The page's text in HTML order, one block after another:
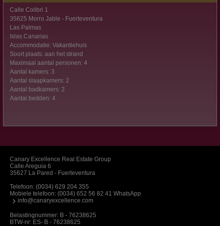
Calle Colibri 1
35625 Morro Jable - Fuerteventura
Las Palmas
Islas Canarias
Accommodatie: Vakantiehuis
Soort plaats: aan het strand
Maximaal aantal personen: 4
Aantal kamers: 3
Aantal slaapkamers: 2
Aantal badkamers: 2
Aantal bedden: 4
Canary Excellence Real Estate Group
Calle Areguia 6
35627 La Pared - Fuerteventura
Telefoon: (0034) 629 204 355
Mobiele telefoon: (0034) 652 56 82 41 WhatsApp
info@canaryexcellence.com
Belastingnummer: B - 76238625
BTW-nr: ES- B - 76238625